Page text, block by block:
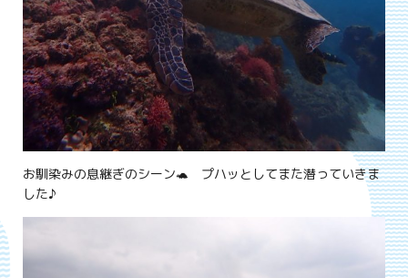
お馴染みの息継ぎのシーン🐢 プハッとしてまた潜っていきま
した♪